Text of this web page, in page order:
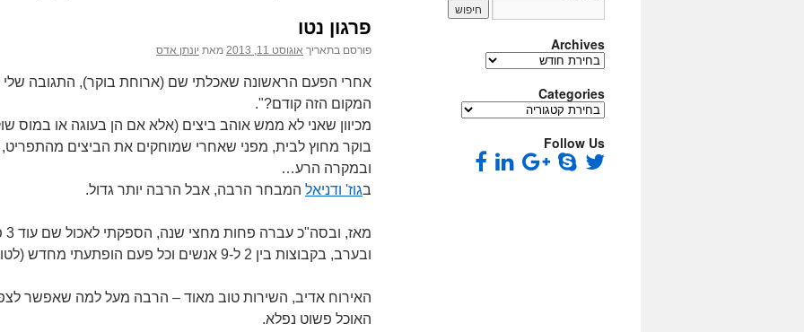
פרגון נטו
פורסם בתאריך אוגוסט 11, 2013 מאת יונתן אדס
אחרי הפעם הראשונה שאכלתי שם (ארוחת בוקר), התגובה שלי
המקום הזה קודם?".
מכיוון שאני לא ממש אוהב ביצים (אלא אם הן בעוגה או במוס
בוקר מחוץ לבית, מפני שאחרי שמוחקים את הביצים
ובמקרה הרע…
בגוז' ודניאל המבחר הרבה, אבל הרבה יותר גדול.
ובערב, בקבוצות בין 2 ל-9 אנשים וכל פעם הופתעתי מחדש (לטובה!).
האירוח אדיב, השירות טוב מאוד – הרבה מעל למה שאפשר
האוכל פשוט נפלא.
Archives
Archives
Categories
Categories
Follow Us